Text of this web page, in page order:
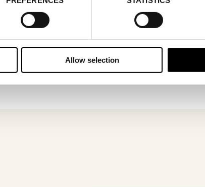
Allow selection